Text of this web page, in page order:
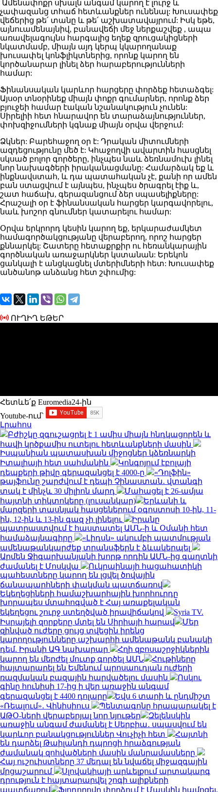
Ամենափոքր սխալն անգամ կարող է լուրջ և
չափազանց տհաճ հետևանքներ ունենալ: Խուսափեք
վեճերից թե՛ տանը և թե՛ աշխատավայրում: Իսկ եթե,
այնուամենայնիվ, բանավեճի մեջ ներքաշվեք , ապա
առավելագույնս հարգալից եղեք զրուցակիցների
նկատմամբ, միայն այդ կերպ կկարողանաք
խուսափել կոնֆլիկտներից, որոնք կարող են
կործանարար լինել ձեր հարաբերությունների
համար:
Ֆինանսական կարևոր հարցերը փորձեք հետաձգել:
Այսօր տնօրինեք միայն փոքր գումարներ, որոնք ձեր
բյուջեի համար էական նշանակություն չունեն:
Սիրելիի հետ հնարավոր են տարաձայնություններ,
փոխզիջումների կգնաք միայն օրվա վերջում:
Ձկներ: Բարեհաջող օր է: Դրական միտումների
ազդեցությունը մեծ է: Կհաջողվի ավարտին հասցնել
սկսած բոլոր գործերը, ինչպես նաև ձեռնամուխ լինել
նոր նախագծերի իրականացմանը: Համարձակ եք և
ինքնավստահ, և դա պատահական չէ, քանի որ ամեն
բան ստացվում է այնպես, ինչպես ծրագրել էիք և,
շատ հաճախ, գերազանցում ձեր սպասելիքները:
Հրաշալի օր է ֆինանսական հարցեր կարգավորելու,
նաև խոշոր գնումներ կատարելու համար:
Օրվա երկրորդ կեսին կարող եք, երկարաժամկետ
համագործակցությանը վերաբերող, որոշ հարցեր
քննարկել: Շատերը հետաքրքիր ու հեռանկարային
գործնական առաջարկներ կստանան: Երեկոն
ցանկալի է անցկացնել մտերիմների հետ: Խուսափեք
անծանոթ անձանց հետ շփումից:
ՈՒՂԻՂ ԵԹԵՐ
Հետևե՛ք Euromedia24-ին
Youtube-ում`
Լրահոս
Բժիշկը զգուշացրել է 1 ամիս միայն հնդկացորեն և
հավի կրծքամիս ուտելու հետևանքների մասին
Իսպանիան պատասխան միջոցներ կձեռնարկի
Իտալիայի հետ սահմանին
Կոնգոյում էբոլայի
դեպքերի թիվը գերազանցել է 4000-ը
«Դոլֆին»
թայֆունը շարժվում է դեպի Չինաստան․ վտանգի
տակ է մինչև 30 միլիոն մարդ
Մահացել է 26-ամյա
հայտնի տիկտոկերը (լուսանկար)
Երևանի և
մարզերի տասնյակ հասցեներում օգոստոսի 10-ին, 11-
ին, 12-ին և 13-ին գազ չի լինելու
Իրանը
պատրաստվում է հաստատել ԱՄՆ-ի և Օմանի հետ
համաձայնագիրը
«Լիդսն» ակումբի պատմության
ամենաթանկարժեք տրանսֆերն է ձևակերպել
Արմեն Ջիգարխանյանի խորթ որդին ԱՄՆ-ից գաղտնի
ժամանել է Մոսկվա
Ուկրաինայի հացահատիկի
պահեստները կարող են լցվել ծովային
ճանապարհների փակման պատճառով
Եկեղեցիների համաշխարհային խորհուրդը
խորապես մտահոգված է Հայ առաքելական
եկեղեցու շուրջ ստեղծված իրավիճակով
Syria TV.
Իսրայելի զորքերը մտել են Սիրիայի հարավ
Մեր
զինված ուժերը ցույց տվեցին իրենց
կարողությունները աշխարհի ամենաթանկ բանակի
դեմ. Իրանի ԱԳ նախարար
Հղի զբոսաշրջիկներին
կարող են մերժել մուտք գործել ԱՄՆ
Հութիները
հայտարարել են Եմենում պրոսաուդյան ուժերի
ռազմական բազային հարվածելու մասին
Ոսկու
գինը հունիսի 17-ից ի վեր առաջին անգամ
գերազանցել է 4400 դոլարը
Եվս 6 տարի և ընդմիշտ
«Ռեալում»․ Վինիսիուս
Պենտագոնը հրապարակել է
ԱԹՕ-ների վերաբերյալ նոր նյութեր
Զելենսկին
առաջին անգամ ժամանել է Սերբիա․ սպասվում են
կարևոր բանակցություններ Վուչիչի հետ
Հայտնի
են դարձել Թաիլանդի դպրոցի հրաձգության
ժամանակ զոհվածների մասին մանրամասները
Հայ ուշուիստները 37 մեդալ են նվաճել միջազգային
մրցաշարում
Սլովակիայի արևելքում արտակարգ
դրություն է հայտարարվել շոգի ալիքների
պատճառով
Ֆյոդորովը փորձում է Մասկին համոզել,